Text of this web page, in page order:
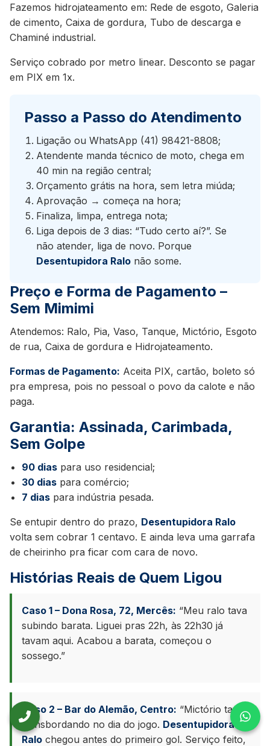
Ligar para Desentupidora Pimentel
Fazemos hidrojateamento em: Rede de esgoto, Galeria
de cimento, Caixa de gordura, Tubo de descarga e
Chaminé industrial.
Serviço cobrado por metro linear. Desconto se pagar
em PIX em 1x.
Passo a Passo do Atendimento
Ligação ou WhatsApp (41) 98421-8808;
Atendente manda técnico de moto, chega em
40 min na região central;
Orçamento grátis na hora, sem letra miúda;
Aprovação → começa na hora;
Finaliza, limpa, entrega nota;
Liga depois de 3 dias: “Tudo certo aí?”. Se
não atender, liga de novo. Porque
Desentupidora Ralo não some.
Preço e Forma de Pagamento –
Sem Mimimi
Atendemos: Ralo, Pia, Vaso, Tanque, Mictório, Esgoto
de rua, Caixa de gordura e Hidrojateamento.
Formas de Pagamento: Aceita PIX, cartão, boleto só
pra empresa, pois no pessoal o povo da calote e não
paga.
Garantia: Assinada, Carimbada,
Sem Golpe
90 dias para uso residencial;
30 dias para comércio;
7 dias para indústria pesada.
Se entupir dentro do prazo, Desentupidora Ralo
volta sem cobrar 1 centavo. E ainda leva uma garrafa
de cheirinho pra ficar com cara de novo.
Histórias Reais de Quem Ligou
Caso 1 – Dona Rosa, 72, Mercês: “Meu ralo tava
subindo barata. Liguei pras 22h, às 22h30 já
tavam aqui. Acabou a barata, começou o
sossego.”
Caso 2 – Bar do Alemão, Centro: “Mictório tava
transbordando no dia do jogo. Desentupidora
Ralo chegou antes do primeiro gol. Serviço feito,